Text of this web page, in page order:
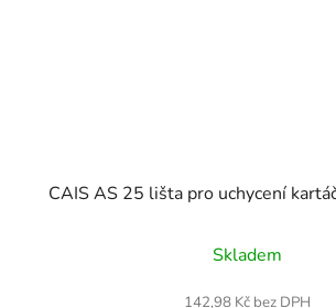
CAIS AS 25 lišta pro uchycení
Skladem
142,98 Kč bez DPH